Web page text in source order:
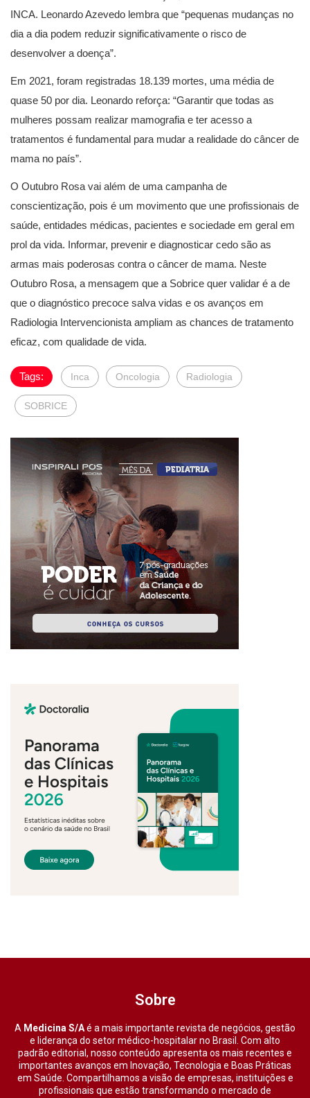
INCA. Leonardo Azevedo lembra que “pequenas mudanças no
dia a dia podem reduzir significativamente o risco de
desenvolver a doença”.
Em 2021, foram registradas 18.139 mortes, uma média de
quase 50 por dia. Leonardo reforça: “Garantir que todas as
mulheres possam realizar mamografia e ter acesso a
tratamentos é fundamental para mudar a realidade do câncer de
mama no país”.
O Outubro Rosa vai além de uma campanha de
conscientização, pois é um movimento que une profissionais de
saúde, entidades médicas, pacientes e sociedade em geral em
prol da vida. Informar, prevenir e diagnosticar cedo são as
armas mais poderosas contra o câncer de mama. Neste
Outubro Rosa, a mensagem que a Sobrice quer validar é a de
que o diagnóstico precoce salva vidas e os avanços em
Radiologia Intervencionista ampliam as chances de tratamento
eficaz, com qualidade de vida.
Tags: Inca Oncologia Radiologia
SOBRICE
Sobre
A Medicina S/Aé a mais importante revista de negócios, gestão
e liderança do setor médico-hospitalar no Brasil. Com alto
padrão editorial, nosso conteúdo apresenta os mais recentes e
importantes avanços em Inovação, Tecnologia e Boas Práticas
em Saúde. Compartilhamos a visão de empresas, instituições e
profissionais que estão transformando o mercado de